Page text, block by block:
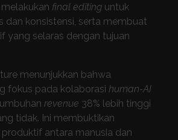
final editing untuk
dan konsistensi, serta membuat
yang selaras dengan tujuan
menunjukkan bahwa
fokus pada kolaborasi human-AI
revenue 38% lebih tinggi
tidak. Ini membuktikan
antara manusia dan